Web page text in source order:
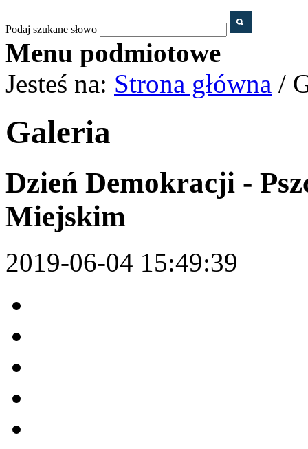
Podaj szukane słowo
Menu podmiotowe
Jesteś na: Strona główna /
Galeria
Dzień Demokracji -
Miejskim
2019-06-04 15:49:39